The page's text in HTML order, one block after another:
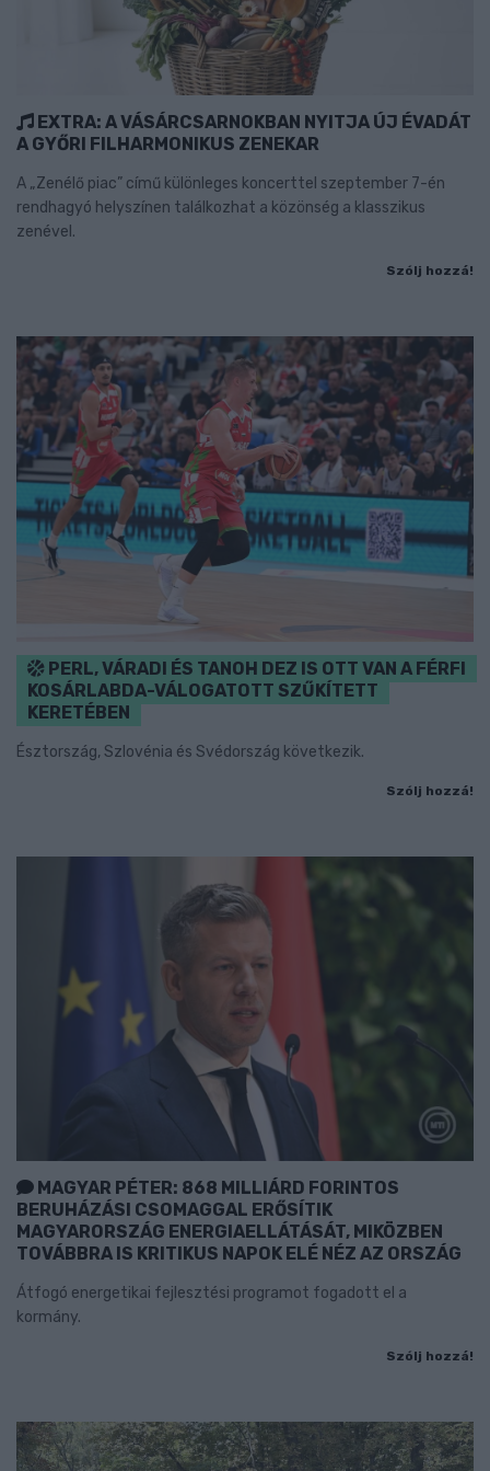
EXTRA: A VÁSÁRCSARNOKBAN NYITJA ÚJ ÉVADÁT
A GYŐRI FILHARMONIKUS ZENEKAR
A „Zenélő piac” című különleges koncerttel szeptember 7-én
rendhagyó helyszínen találkozhat a közönség a klasszikus
zenével.
Szólj hozzá!
PERL, VÁRADI ÉS TANOH DEZ IS OTT VAN A FÉRFI
KOSÁRLABDA-VÁLOGATOTT SZŰKÍTETT
KERETÉBEN
Észtország, Szlovénia és Svédország következik.
Szólj hozzá!
MAGYAR PÉTER: 868 MILLIÁRD FORINTOS
BERUHÁZÁSI CSOMAGGAL ERŐSÍTIK
MAGYARORSZÁG ENERGIAELLÁTÁSÁT, MIKÖZBEN
TOVÁBBRA IS KRITIKUS NAPOK ELÉ NÉZ AZ ORSZÁG
Átfogó energetikai fejlesztési programot fogadott el a
kormány.
Szólj hozzá!